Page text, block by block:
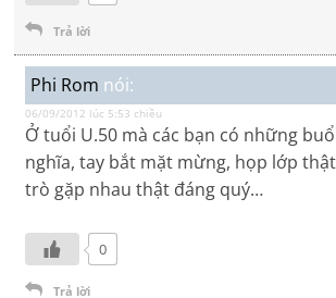
Trả lời
Phi Rom nói:
06/09/2012 lúc 5:53 chiều
Ở tuổi U.50 mà các bạn có những
nghĩa, tay bắt mặt mừng, họp lớp
trò gặp nhau thật đáng quý…
0
Trả lời